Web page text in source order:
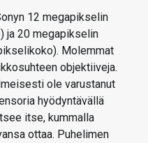
12 megapikselin
ja 20 megapikselin
Molemmat
objektiiveja.
ole varustanut
hyödyntävällä
itse, kummalla
ottaa. Puhelimen